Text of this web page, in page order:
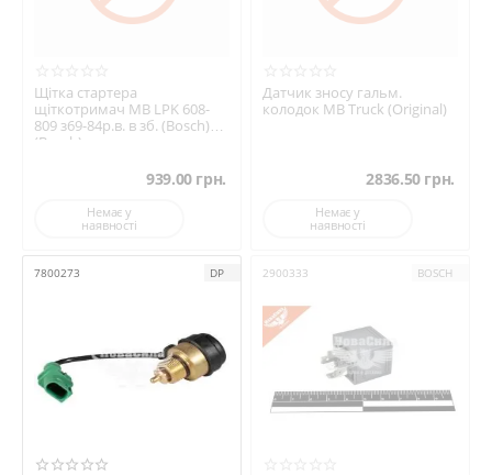
Щітка стартера
щіткотримач MB LPK 608-
809 з69-84р.в. в зб. (Bosch)
(Bosch)
939.00 грн.
Немає у
наявності
Датчик зносу гальм.
колодок MB Truck (Original)
2836.50 грн.
Немає у
наявності
7800273 DP 2900333 BOSCH